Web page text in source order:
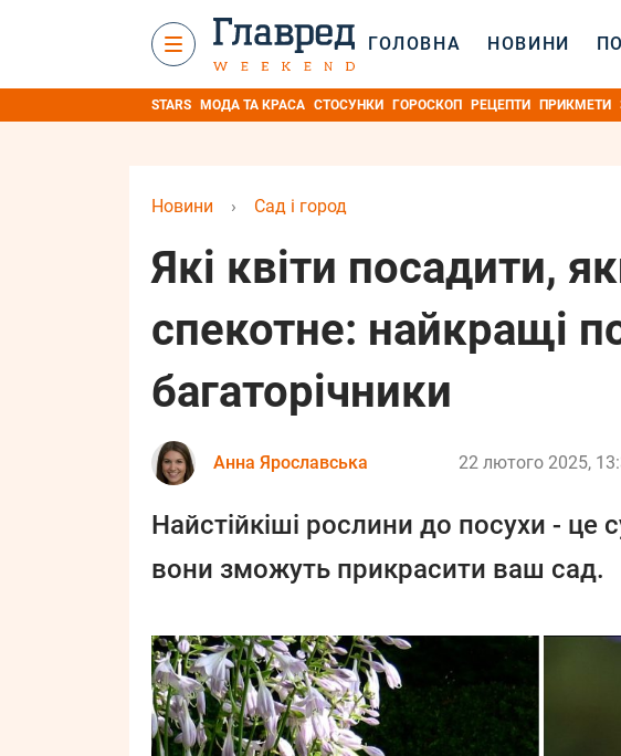
ГОЛОВНА НОВИНИ
STARS МОДА ТА КРАСА СТОСУНКИ ГОРОСКОП РЕЦЕПТИ ПРИКМЕТИ
Новини › Сад і город
Які квіти посадити,
спекотне: найкращі
багаторічники
Анна Ярославська 22 лютого 2025,
Найстійкіші рослини до посухи - це
вони зможуть прикрасити ваш сад.